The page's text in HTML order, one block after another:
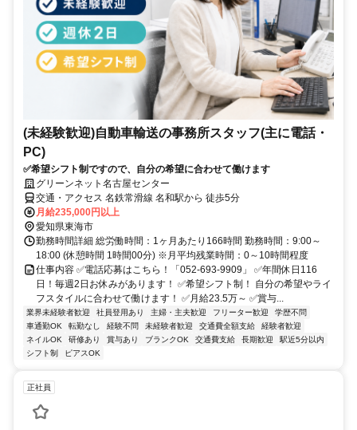
(未経験歓迎)自動車輸送の事務所スタッフ(主に電話・
PC)
✅希望シフト制ですので、自分の希望に合わせて働けます
グリーンネット名古屋センター
交通・アクセス 名鉄常滑線 名和駅から 徒歩5分
月給235,000円以上
愛知県東海市
勤務時間詳細 総労働時間：1ヶ月あたり166時間 勤務時間：9:00～
18:00 (休憩時間 1時間00分) ※月平均残業時間：0～10時間程度
仕事内容 ✅電話応募はこちら！「052-693-9909」 ✅年間休日116
日！毎週2日お休みがあります！ ✅希望シフト制！ 自分の希望やライ
フスタイルに合わせて働けます！ ✅月給23.5万～ ✅賞与...
業界未経験者歓迎 社員登用あり 主婦・主夫歓迎 フリーター歓迎
学歴不問
車通勤OK
転勤なし 経験不問 未経験者歓迎 交通費全額支給
経験者歓迎
ネイルOK
研修あり 賞与あり ブランクOK 交通費支給 長期歓迎
駅近5分以内
シフト制
ピアスOK
正社員